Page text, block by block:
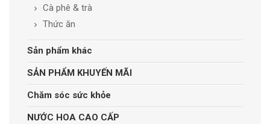
Cà phê & trà
Thức ăn
Sản phẩm khác
SẢN PHẨM KHUYẾN MÃI
Chăm sóc sức khỏe
NƯỚC HOA CAO CẤP